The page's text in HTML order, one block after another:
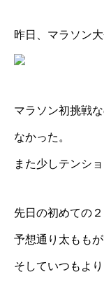
昨日、マラソン
マラソン初挑戦
なかった。
また少しテンシ
先日の初めての
予想通り太ももが
そしていつもより